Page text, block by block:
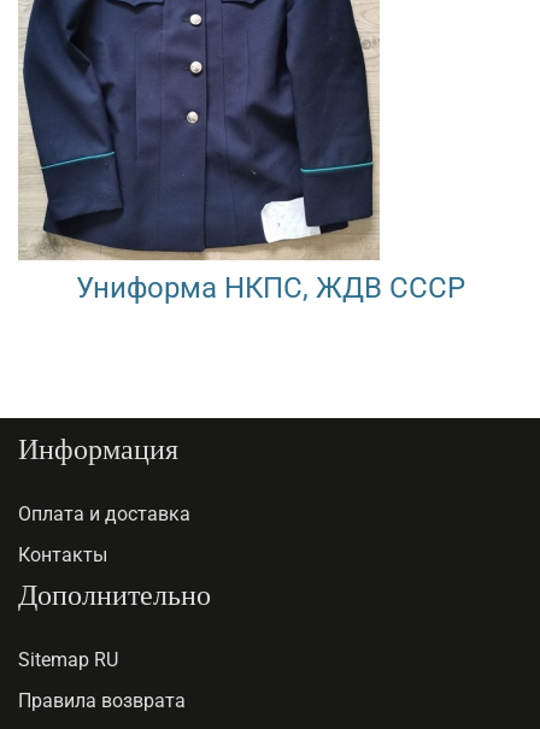
Униформа НКПС, ЖДВ СССР
Информация
Оплата и доставка
Контакты
Дополнительно
Sitemap RU
Правила возврата